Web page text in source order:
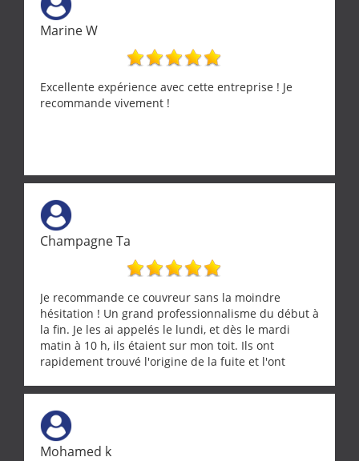
Marine W
Excellente expérience avec cette entreprise ! Je
recommande vivement !
Champagne Ta
Je recommande ce couvreur sans la moindre
hésitation ! Un grand professionnalisme du début à
la fin. Je les ai appelés le lundi, et dès le mardi
matin à 10 h, ils étaient sur mon toit. Ils ont
rapidement trouvé l'origine de la fuite et l'ont
Une équipe sérieuse, réactive et compétente. C'est
vraiment rassurant de pouvoir compter sur des
artisans aussi professionnels. Merci encore !
Mohamed k